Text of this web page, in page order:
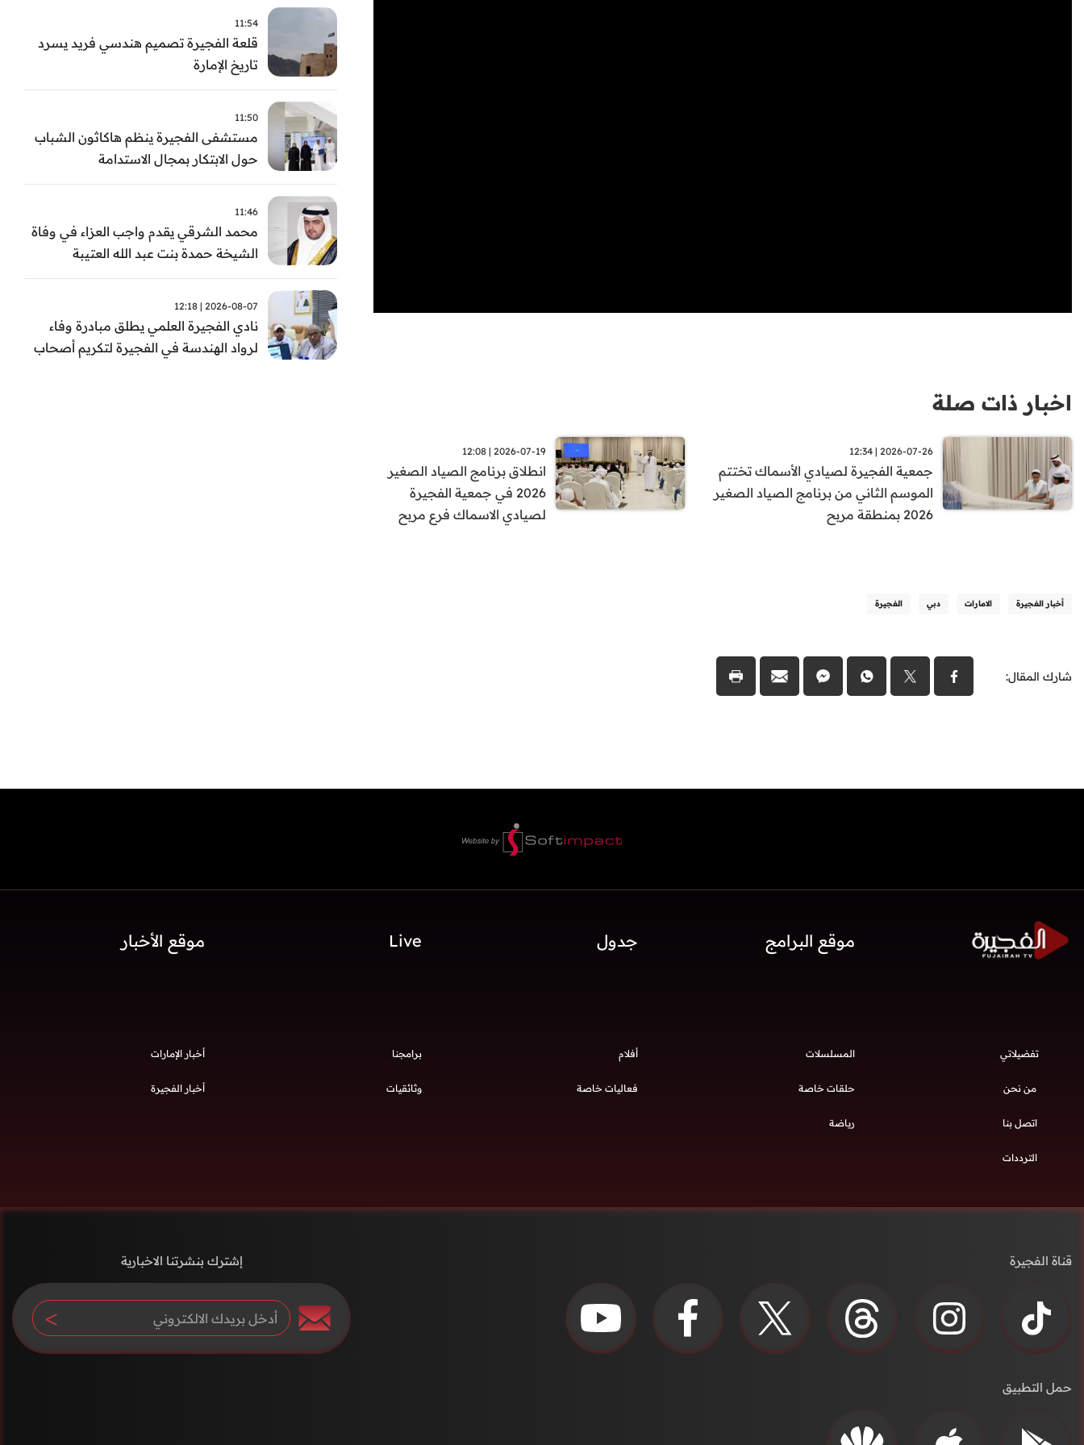
اخبار ذات صلة
2026-07-26 | 12:34
جمعية الفجيرة لصيادي الأسماك تختتم
الموسم الثاني من برنامج الصياد الصغير
2026 بمنطقة مربح
2026-07-19 | 12:08
انطلاق برنامج الصياد الصغير
2026 في جمعية الفجيرة
لصيادي الاسماك فرع مربح
أخبار الفجيرة الامارات دبي الفجيرة
شارك المقال:
11:54
قلعة الفجيرة تصميم هندسي فريد يسرد
تاريخ الإمارة
11:50
مستشفى الفجيرة ينظم هاكاثون الشباب
حول الابتكار بمجال الاستدامة
11:46
محمد الشرقي يقدم واجب العزاء في وفاة
الشيخة حمدة بنت عبد الله العتيبة
2026-08-07 | 12:18
نادي الفجيرة العلمي يطلق مبادرة وفاء
لرواد الهندسة في الفجيرة لتكريم أصحاب
موقع البرامج جدول Live موقع الأخبار
تفضيلاتي
من نحن
اتصل بنا
الترددات
المسلسلات أفلام برامجنا
حلقات خاصة فعاليات خاصة وثائقيات
رياضة
أخبار الإمارات
أخبار الفجيرة
قناة الفجيرة
حمل التطبيق
إشترك بنشرتنا الاخبارية